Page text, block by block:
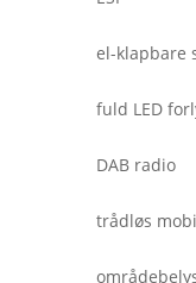
el-klapbare
fuld LED
DAB radio
trådløs